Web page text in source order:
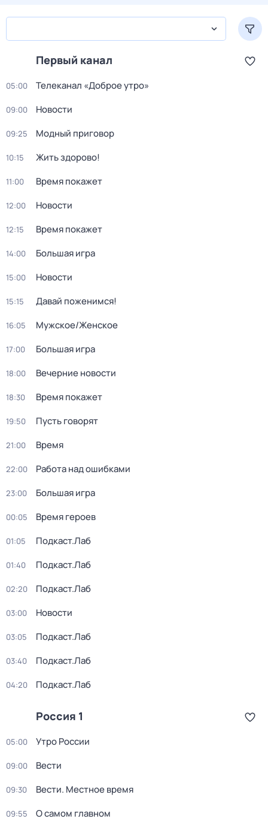
Первый канал
05:00 Телеканал «Доброе утро»
09:00 Новости
09:25 Модный приговор
10:15 Жить здорово!
11:00 Время покажет
12:00 Новости
12:15 Время покажет
14:00 Большая игра
15:00 Новости
15:15 Давай поженимся!
16:05 Мужское/Женское
17:00 Большая игра
18:00 Вечерние новости
18:30 Время покажет
19:50 Пусть говорят
21:00 Время
22:00 Работа над ошибками
23:00 Большая игра
00:05 Время героев
01:05 Подкаст.Лаб
01:40 Подкаст.Лаб
02:20 Подкаст.Лаб
03:00 Новости
03:05 Подкаст.Лаб
03:40 Подкаст.Лаб
04:20 Подкаст.Лаб
Россия 1
05:00 Утро России
09:00 Вести
09:30 Вести. Местное время
09:55 О самом главном